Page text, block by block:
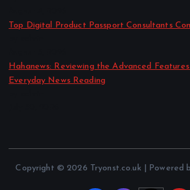
Top Digital Product Passport Consultants
Hahanews: Reviewing the Advanced
Everyday News Reading
Copyright © 2026 Tryonst.co.uk | Powered